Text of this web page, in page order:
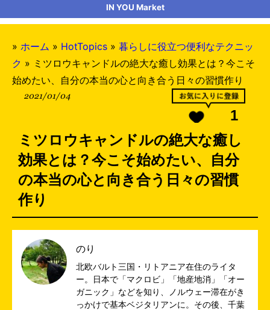
IN YOU Market
» ホーム » HotTopics » 暮らしに役立つ便利なテクニッ
ク » ミツロウキャンドルの絶大な癒し効果とは？今こそ
始めたい、自分の本当の心と向き合う日々の習慣作り
2021/01/04
1
ミツロウキャンドルの絶大な癒し
効果とは？今こそ始めたい、自分
の本当の心と向き合う日々の習慣
作り
のり
北欧バルト三国・リトアニア在住のライタ
ー。日本で「マクロビ」「地産地消」「オー
ガニック」などを知り、ノルウェー滞在がき
っかけで基本ベジタリアンに。その後、千葉